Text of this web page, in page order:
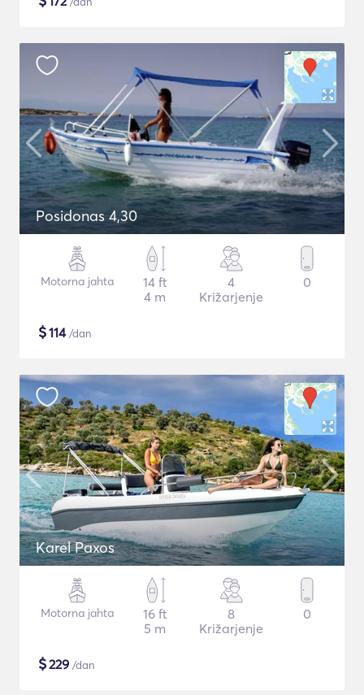
Posidonas 4,30
Motorna jahta
14 ft
4 m
4
Križarjenje
0
$114/dan
Karel Paxos
Motorna jahta
16 ft
5 m
8
Križarjenje
0
$229 /dan